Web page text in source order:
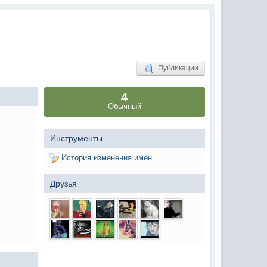
(26 января 2024 - 09:54 )
(02 мая 2023 - 15:11 )
(27 марта 2023 - 15:33 )
(27 декабря 2022 - 02:34 )
(30 октября 2022 - 14:31 )
оплачивать услуги тырнета
Публикации
4
Обычный
Инструменты
История изменения имен
Друзья